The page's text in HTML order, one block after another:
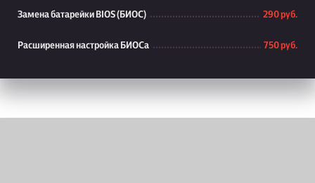
Замена батарейки BIOS (БИОС) 290 руб.
Расширенная настройка БИОСа 750 руб.